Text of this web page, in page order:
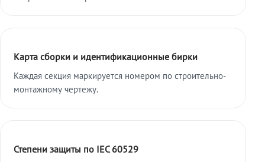
Карта сборки и идентификационные бирки
Каждая секция маркируется номером по строительно-
монтажному чертежу.
Степени защиты по IEC 60529